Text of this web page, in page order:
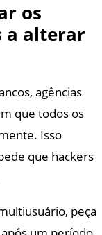
os
a alterar
agências
que todos os
Isso
que hackers
peça